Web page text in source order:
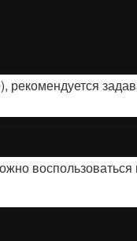
рекомендуется